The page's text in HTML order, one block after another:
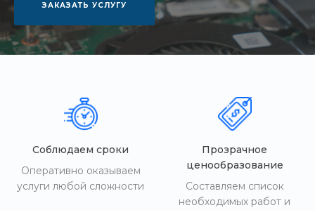
ЗАКАЗАТЬ УСЛУГУ
Соблюдаем сроки
Оперативно оказываем
услуги любой сложности
Прозрачное
ценообразование
Составляем список
необходимых работ и